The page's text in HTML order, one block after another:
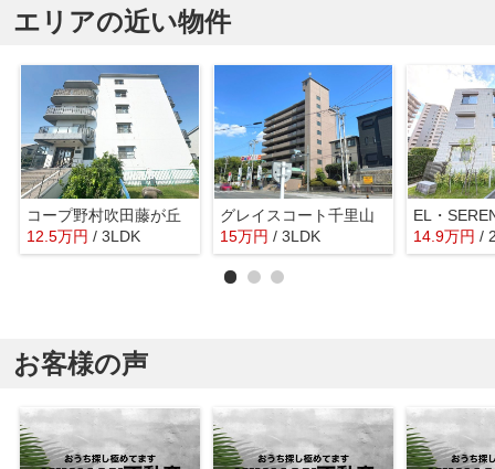
エリアの近い物件
コープ野村吹田藤が丘
12.5万円 / 3LDK
グレイスコート千里山
15万円 / 3LDK 14.9万円 /
お客様の声